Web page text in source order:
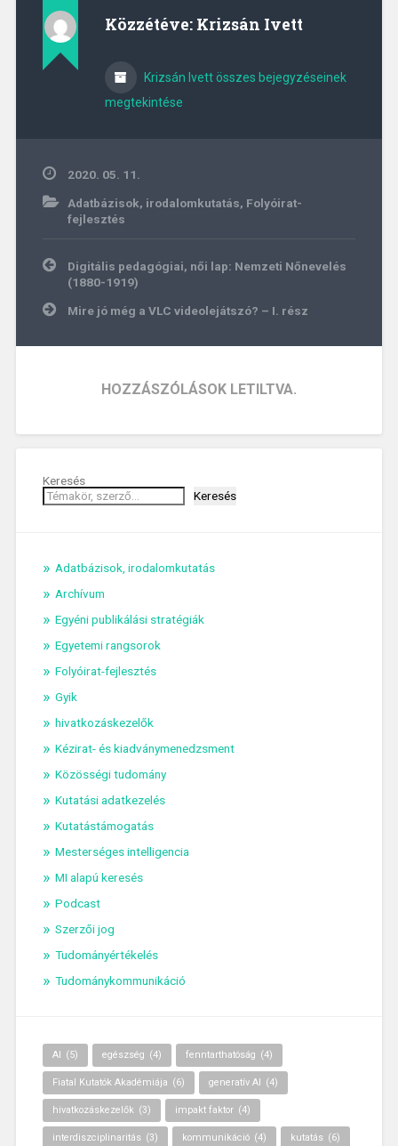
Közzétéve: Krizsán Ivett
Krizsán Ivett összes bejegyzéseinek
megtekintése
2020. 05. 11.
Adatbázisok, irodalomkutatás, Folyóirat-
fejlesztés
Bejegyzés
navigáció
Digitális pedagógiai, női lap: Nemzeti Nőnevelés
(1880-1919)
Mire jó még a VLC videolejátszó? – I. rész
HOZZÁSZÓLÁSOK LETILTVA.
Keresés
Keresés
Adatbázisok, irodalomkutatás
Archívum
Egyéni publikálási stratégiák
Egyetemi rangsorok
Folyóirat-fejlesztés
Gyik
hivatkozáskezelők
Kézirat- és kiadványmenedzsment
Közösségi tudomány
Kutatási adatkezelés
Kutatástámogatás
Mesterséges intelligencia
MI alapú keresés
Podcast
Szerzői jog
Tudományértékelés
Tudománykommunikáció
AI (5) egészség (4) fenntarthatóság (4)
Fiatal Kutatók Akadémiája (6) generatív AI (4)
hivatkozáskezelők (3) impakt faktor (4)
interdiszciplinaritás (3) kommunikáció (4) kutatás (6)